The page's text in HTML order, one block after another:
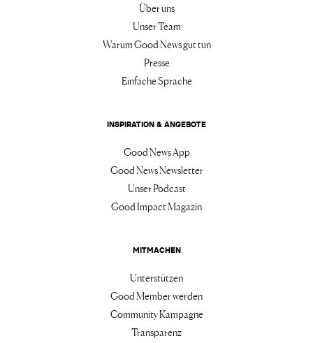
Über uns
Unser Team
Warum Good News gut tun
Presse
Einfache Sprache
INSPIRATION & ANGEBOTE
Good News App
Good News Newsletter
Unser Podcast
Good Impact Magazin
MITMACHEN
Unterstützen
Good Member werden
Community Kampagne
Transparenz